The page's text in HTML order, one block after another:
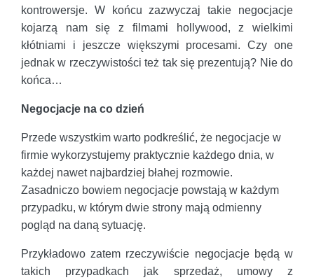
kontrowersje. W końcu zazwyczaj takie negocjacje
kojarzą nam się z filmami hollywood, z wielkimi
kłótniami i jeszcze większymi procesami. Czy one
jednak w rzeczywistości też tak się prezentują? Nie do
końca…
Negocjacje na co dzień
Przede wszystkim warto podkreślić, że negocjacje w
firmie wykorzystujemy praktycznie każdego dnia, w
każdej nawet najbardziej błahej rozmowie.
Zasadniczo bowiem negocjacje powstają w każdym
przypadku, w którym dwie strony mają odmienny
pogląd na daną sytuację.
Przykładowo zatem rzeczywiście negocjacje będą w
takich przypadkach jak sprzedaż, umowy z